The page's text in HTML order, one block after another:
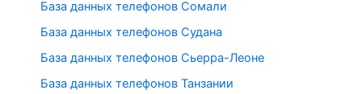
База данных телефонов Сомали
База данных телефонов Судана
База данных телефонов Сьерра-Леоне
База данных телефонов Танзании